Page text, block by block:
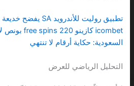
تطبيق روليت للأندرويد SA يفضح خديعة التسويق الوهمي للسوابق
السعودية: حكاية أرقام لا تنتهي
التحليل الرياضي للعرض